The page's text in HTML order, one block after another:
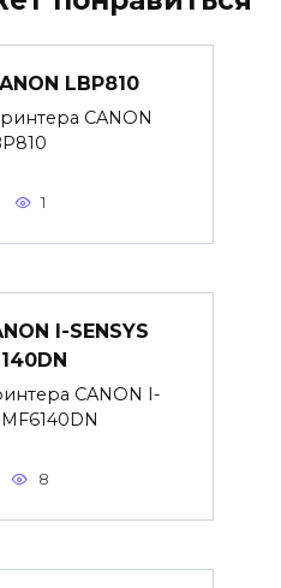
LBP810
CANON
1
I-SENSYS
CANON I-
8